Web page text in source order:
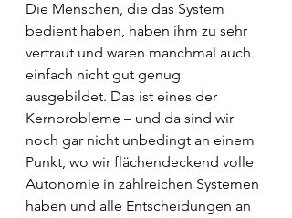
Die Menschen, die das System
bedient haben, haben ihm zu sehr
vertraut und waren manchmal auch
einfach nicht gut genug
ausgebildet. Das ist eines der
Kernprobleme – und da sind wir
noch gar nicht unbedingt an einem
Punkt, wo wir flächendeckend volle
Autonomie in zahlreichen Systemen
haben und alle Entscheidungen an